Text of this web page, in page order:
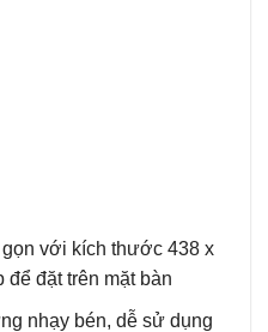
với kích thước 438 x
để đặt trên mặt bàn
nhạy bén, dễ sử dụng